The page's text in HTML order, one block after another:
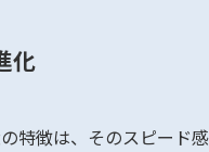
化
特徴は、そのスピード